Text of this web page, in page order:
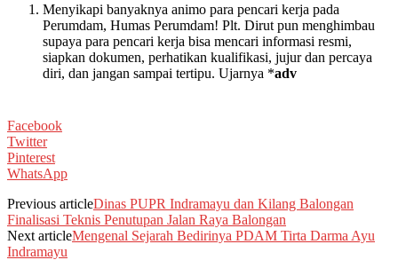
Menyikapi banyaknya animo para pencari kerja pada
Perumdam, Humas Perumdam! Plt. Dirut pun menghimbau
supaya para pencari kerja bisa mencari informasi resmi,
siapkan dokumen, perhatikan kualifikasi, jujur dan percaya
diri, dan jangan sampai tertipu. Ujarnya *adv
Facebook
Twitter
Pinterest
WhatsApp
Previous articleDinas PUPR Indramayu dan Kilang Balongan
Finalisasi Teknis Penutupan Jalan Raya Balongan
Next articleMengenal Sejarah Bedirinya PDAM Tirta Darma Ayu
Indramayu